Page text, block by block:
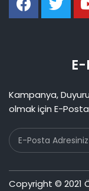
Kampanya,
olmak için E-
Copyright © 2021